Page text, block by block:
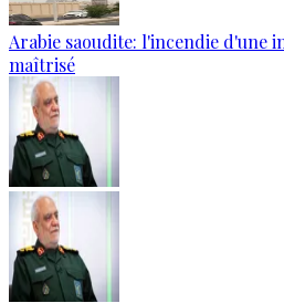
Arabie saoudite: l'incendie d'une
maîtrisé